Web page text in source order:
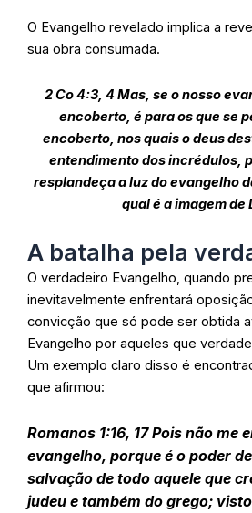
O Evangelho revelado implica a
sua obra consumada.
2 Co 4:3, 4 Mas, se o nosso
encoberto, é para os que se
encoberto, nos quais o deus
entendimento dos incrédulos,
resplandeça a luz do evangelho
qual é a imagem de
A batalha pela
O verdadeiro Evangelho, quando
inevitavelmente enfrentará
convicção que só pode ser obtida
Evangelho por aqueles que
Um exemplo claro disso é
que afirmou:
Romanos 1:16, 17 Pois não me
evangelho, porque é o poder
salvação de todo aquele que
judeu e também do grego;